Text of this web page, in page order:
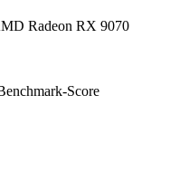
Radeon RX 9070
Score